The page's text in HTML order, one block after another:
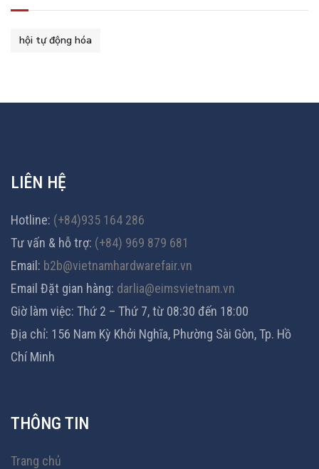
hội tự động hóa
LIÊN HỆ
Hotline: (+84)935 164 286
Tư vấn & hỗ trợ: (+84) 969 879 681
Email: b2b@vietnamhardwarefair.vn
Email Đặt gian hàng: darlia@eimsvietnam.vn
Giờ làm việc: Thứ 2 – Thứ 7, từ 08:30 đến 18:00
Địa chỉ: 156 Nam Kỳ Khởi Nghĩa, Phường Sài Gòn, Tp. Hồ
Chí Minh
THÔNG TIN
Trang chủ